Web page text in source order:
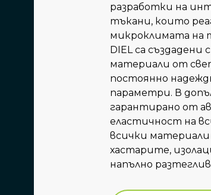
разработки на
тъкани, които
микроклимата на
DIEL са създадени
материали от
постоянно
параметри. В
гарантирано от
еластичност на
всички
хастарите,
напълно